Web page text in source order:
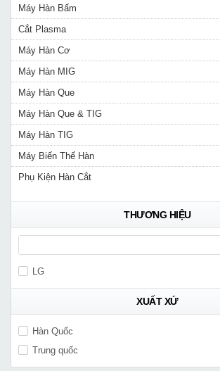
Máy Hàn Bấm
Cắt Plasma
Máy Hàn Cơ
Máy Hàn MIG
Máy Hàn Que
Máy Hàn Que & TIG
Máy Hàn TIG
Máy Biến Thế Hàn
Phụ Kiện Hàn Cắt
THƯƠNG HIỆU
LG
XUẤT XỨ
Hàn Quốc
Trung quốc